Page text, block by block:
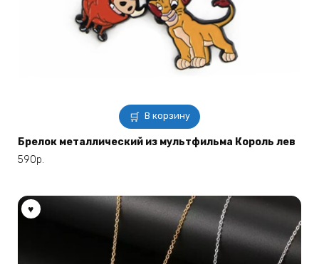
В корзину
Брелок металлический из мультфильма Король лев
590р.